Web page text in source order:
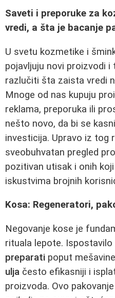
Saveti i preporuke za
vredi, a šta je bacanje
U svetu kozmetike i
pojavljuju novi proizvodi
razlučiti šta zaista vredi
Mnoge od nas kupuju
reklama, preporuka ili
nešto novo, da bi se
investicija. Upravo iz tog
sveobuhvatan pregled
pozitivan utisak i onih
iskustvima brojnih
Kosa: Regeneratori,
Negovanje kose je
rituala lepote. Ispostavilo
preparati poput mešavine
ulja često efikasniji i
proizvoda. Ovo